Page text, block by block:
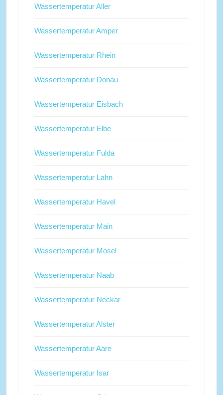
Wassertemperatur Aller
Wassertemperatur Amper
Wassertemperatur Rhein
Wassertemperatur Donau
Wassertemperatur Eisbach
Wassertemperatur Elbe
Wassertemperatur Fulda
Wassertemperatur Lahn
Wassertemperatur Havel
Wassertemperatur Main
Wassertemperatur Mosel
Wassertemperatur Naab
Wassertemperatur Neckar
Wassertemperatur Alster
Wassertemperatur Aare
Wassertemperatur Isar